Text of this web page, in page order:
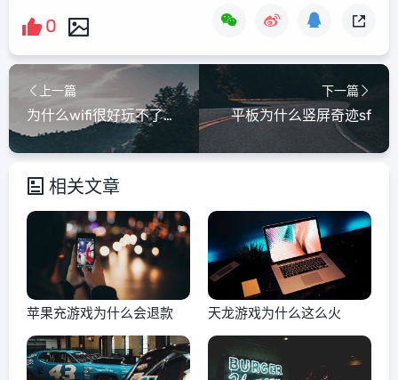
0
上一篇
为什么wifi很好玩不了游戏
下一篇
平板为什么竖屏奇迹sf
相关文章
苹果充游戏为什么会退款 天龙游戏为什么这么火